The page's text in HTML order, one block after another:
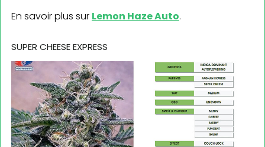
En savoir plus sur Lemon Haze Auto.
SUPER CHEESE EXPRESS